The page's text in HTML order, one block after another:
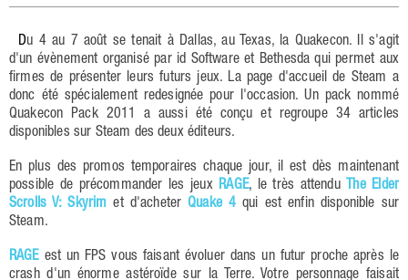
Du 4 au 7 août se tenait à Dallas, au Texas, la Quakecon. Il s'agit
d'un évènement organisé par id Software et Bethesda qui permet aux
firmes de présenter leurs futurs jeux. La page d'accueil de Steam a
donc été spécialement redesignée pour l'occasion. Un pack nommé
Quakecon Pack 2011 a aussi été conçu et regroupe 34 articles
disponibles sur Steam des deux éditeurs.
En plus des promos temporaires chaque jour, il est dès maintenant
possible de précommander les jeux RAGE, le très attendu The Elder
Scrolls V: Skyrim et d'acheterQuake 4 qui est enfin disponible sur
Steam.
RAGEest un FPS vous faisant évoluer dans un futur proche après le
crash d'un énorme astéroïde sur la Terre. Votre personnage faisait